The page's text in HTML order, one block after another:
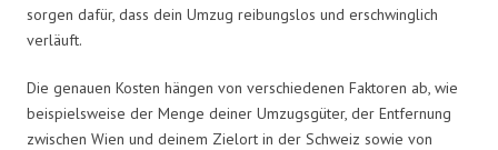
sorgen dafür, dass dein Umzug reibungslos und erschwinglich
verläuft.
Die genauen Kosten hängen von verschiedenen Faktoren ab, wie
beispielsweise der Menge deiner Umzugsgüter, der Entfernung
zwischen Wien und deinem Zielort in der Schweiz sowie von